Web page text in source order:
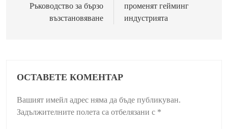
Ръководство за бързо
възстановяване
променят гейминг
индустрията
ОСТАВЕТЕ КОМЕНТАР
Вашият имейл адрес няма да бъде публикуван.
Задължителните полета са отбелязани с *